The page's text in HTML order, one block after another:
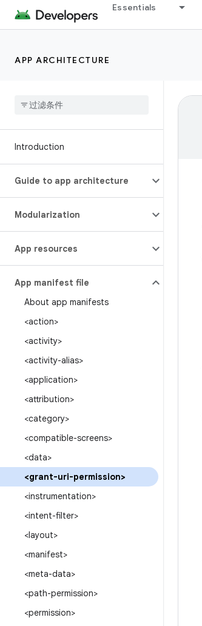
Essentials
APP ARCHITECTURE
Introduction
Guide to app architecture
Modularization
App resources
App manifest file
About app manifests
<action>
<activity>
<activity-alias>
<application>
<attribution>
<category>
<compatible-screens>
<data>
<grant-uri-permission>
<instrumentation>
<intent-filter>
<layout>
<manifest>
<meta-data>
<path-permission>
<permission>